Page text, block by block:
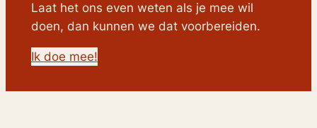
Laat het ons even weten als je mee wil
doen, dan kunnen we dat voorbereiden.
Ik doe mee!